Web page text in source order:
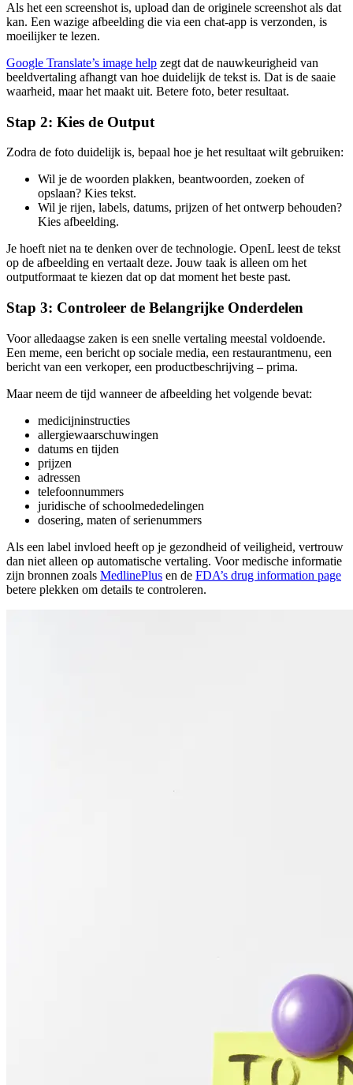
Als het een screenshot is, upload dan de originele screenshot als dat
kan. Een wazige afbeelding die via een chat-app is verzonden, is
moeilijker te lezen.
Google Translate’s image help zegt dat de nauwkeurigheid van
beeldvertaling afhangt van hoe duidelijk de tekst is. Dat is de saaie
waarheid, maar het maakt uit. Betere foto, beter resultaat.
Stap 2: Kies de Output
Zodra de foto duidelijk is, bepaal hoe je het resultaat wilt gebruiken:
Wil je de woorden plakken, beantwoorden, zoeken of
opslaan? Kies tekst.
Wil je rijen, labels, datums, prijzen of het ontwerp behouden?
Kies afbeelding.
Je hoeft niet na te denken over de technologie. OpenL leest de tekst
op de afbeelding en vertaalt deze. Jouw taak is alleen om het
outputformaat te kiezen dat op dat moment het beste past.
Stap 3: Controleer de Belangrijke Onderdelen
Voor alledaagse zaken is een snelle vertaling meestal voldoende.
Een meme, een bericht op sociale media, een restaurantmenu, een
bericht van een verkoper, een productbeschrijving – prima.
Maar neem de tijd wanneer de afbeelding het volgende bevat:
medicijninstructies
allergiewaarschuwingen
datums en tijden
prijzen
adressen
telefoonnummers
juridische of schoolmededelingen
dosering, maten of serienummers
Als een label invloed heeft op je gezondheid of veiligheid, vertrouw
dan niet alleen op automatische vertaling. Voor medische informatie
zijn bronnen zoals MedlinePlus en de FDA’s drug information page
betere plekken om details te controleren.